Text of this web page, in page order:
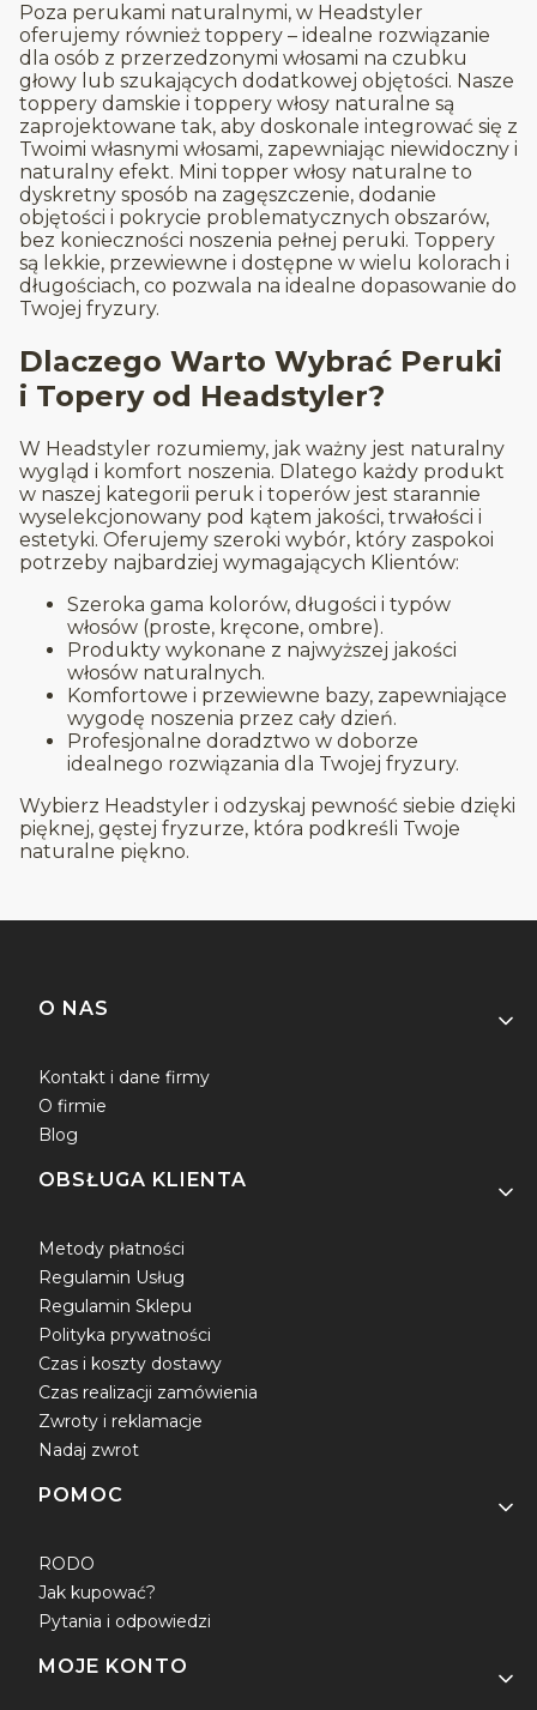
Poza perukami naturalnymi, w Headstyler
oferujemy również toppery – idealne rozwiązanie
dla osób z przerzedzonymi włosami na czubku
głowy lub szukających dodatkowej objętości. Nasze
toppery damskie i toppery włosy naturalne są
zaprojektowane tak, aby doskonale integrować się z
Twoimi własnymi włosami, zapewniając niewidoczny i
naturalny efekt. Mini topper włosy naturalne to
dyskretny sposób na zagęszczenie, dodanie
objętości i pokrycie problematycznych obszarów,
bez konieczności noszenia pełnej peruki. Toppery
są lekkie, przewiewne i dostępne w wielu kolorach i
długościach, co pozwala na idealne dopasowanie do
Twojej fryzury.
Dlaczego Warto Wybrać Peruki
i Topery od Headstyler?
W Headstyler rozumiemy, jak ważny jest naturalny
wygląd i komfort noszenia. Dlatego każdy produkt
w naszej kategorii peruk i toperów jest starannie
wyselekcjonowany pod kątem jakości, trwałości i
estetyki. Oferujemy szeroki wybór, który zaspokoi
potrzeby najbardziej wymagających Klientów:
Szeroka gama kolorów, długości i typów
włosów (proste, kręcone, ombre).
Produkty wykonane z najwyższej jakości
włosów naturalnych.
Komfortowe i przewiewne bazy, zapewniające
wygodę noszenia przez cały dzień.
Profesjonalne doradztwo w doborze
idealnego rozwiązania dla Twojej fryzury.
Wybierz Headstyler i odzyskaj pewność siebie dzięki
pięknej, gęstej fryzurze, która podkreśli Twoje
naturalne piękno.
Linki w stopce
O NAS
Kontakt i dane firmy
O firmie
Blog
OBSŁUGA KLIENTA
Metody płatności
Regulamin Usług
Regulamin Sklepu
Polityka prywatności
Czas i koszty dostawy
Czas realizacji zamówienia
Zwroty i reklamacje
Nadaj zwrot
POMOC
RODO
Jak kupować?
Pytania i odpowiedzi
MOJE KONTO